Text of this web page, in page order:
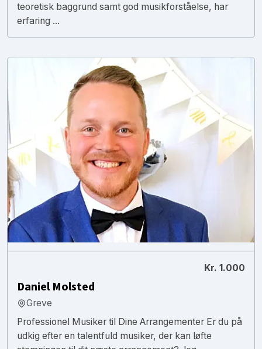
teoretisk baggrund samt god musikforståelse, har
erfaring ...
Kr. 1.000
Daniel Molsted
Greve
Professionel Musiker til Dine Arrangementer Er du på
udkig efter en talentfuld musiker, der kan løfte